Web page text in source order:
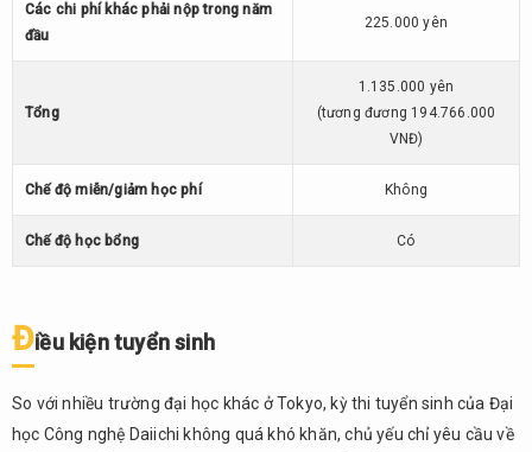
8.
Đại
học
lợi
(東京
福祉
大学)
8.1.
Điểm
bật
Các chi phí khác phải nộp trong năm
đầu
225.000 yên
Tổng
1.135.000 yên
(tương đương 194.766.000
VNĐ)
Chế độ miễn/giảm học phí Không
Chế độ học bổng Có
Điều kiện tuyển sinh
So với nhiều trường đại học khác ở Tokyo, kỳ thi tuyển sinh của Đại
học Công nghệ Daiichi không quá khó khăn, chủ yếu chỉ yêu cầu về